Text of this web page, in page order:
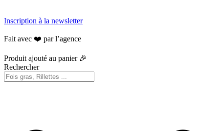
Inscription à la newsletter
Fait avec ❤️ par l’agence
Produit ajouté au panier 🎉
Rechercher